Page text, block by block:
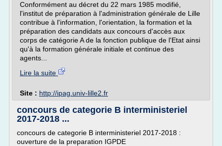
Conformément au décret du 22 mars 1985 modifié,
l'institut de préparation à l'administration générale de Lille
contribue à l'information, l'orientation, la formation et la
préparation des candidats aux concours d'accès aux
corps de catégorie A de la fonction publique de l'Etat ainsi
qu'à la formation générale initiale et continue des
agents...
Lire la suite
Site : http://ipag.univ-lille2.fr
concours de categorie B interministeriel
2017-2018 ...
concours de categorie B interministeriel 2017-2018 :
ouverture de la preparation IGPDE